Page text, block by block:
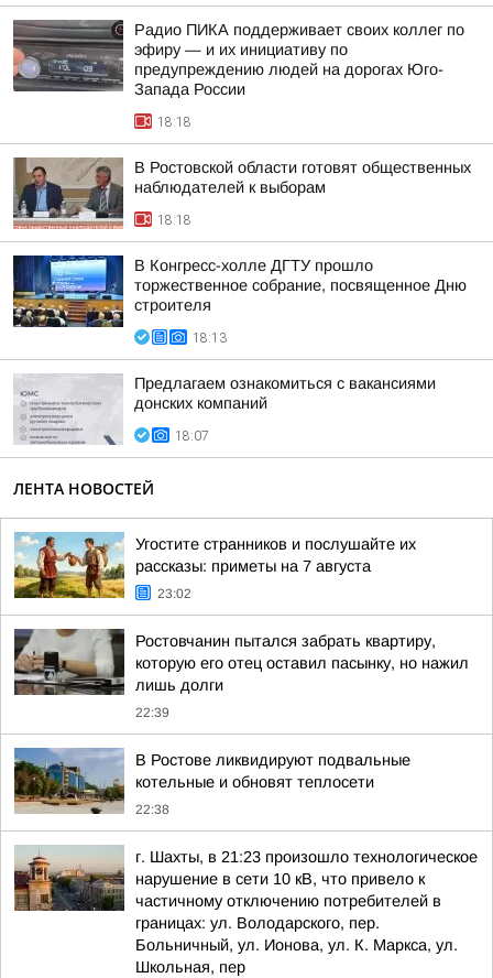
Радио ПИКА поддерживает своих коллег по
эфиру — и их инициативу по
предупреждению людей на дорогах Юго-
Запада России
18:18
В Ростовской области готовят общественных
наблюдателей к выборам
18:18
В Конгресс-холле ДГТУ прошло
торжественное собрание, посвященное Дню
строителя
18:13
Предлагаем ознакомиться с вакансиями
донских компаний
18:07
ЛЕНТА НОВОСТЕЙ
Угостите странников и послушайте их
рассказы: приметы на 7 августа
23:02
Ростовчанин пытался забрать квартиру,
которую его отец оставил пасынку, но нажил
лишь долги
22:39
В Ростове ликвидируют подвальные
котельные и обновят теплосети
22:38
г. Шахты, в 21:23 произошло технологическое
нарушение в сети 10 кВ, что привело к
частичному отключению потребителей в
границах: ул. Володарского, пер.
Больничный, ул. Ионова, ул. К. Маркса, ул.
Школьная, пер